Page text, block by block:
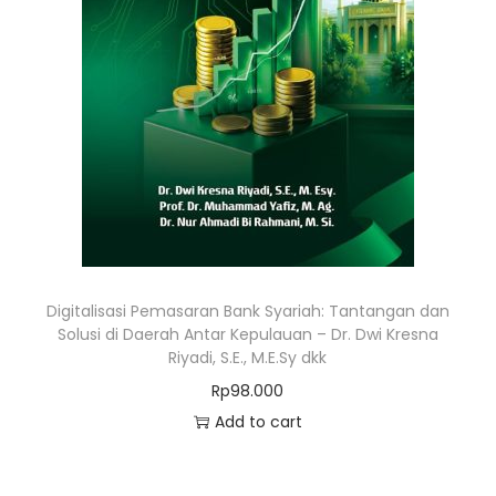
Digitalisasi Pemasaran Bank Syariah: Tantangan dan
Solusi di Daerah Antar Kepulauan – Dr. Dwi Kresna
Riyadi, S.E., M.E.Sy dkk
Rp98.000
Add to cart